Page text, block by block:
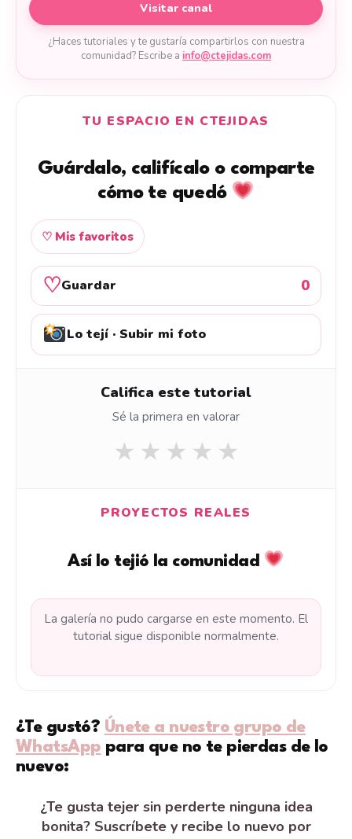
Visitar canal
¿Haces tutoriales y te gustaría compartirlos con nuestra
comunidad? Escribe a info@ctejidas.com
TU ESPACIO EN CTEJIDAS
Guárdalo, califícalo o comparte
cómo te quedó
♡ Mis favoritos
♡Guardar 0
Lo tejí · Subir mi foto
Califica este tutorial
Sé la primera en valorar
★ ★ ★ ★ ★
PROYECTOS REALES
Así lo tejió la comunidad
La galería no pudo cargarse en este momento. El
tutorial sigue disponible normalmente.
¿Te gustó? Únete a nuestro grupo de
WhatsApp para que no te pierdas de lo
nuevo:
¿Te gusta tejer sin perderte ninguna idea
bonita? Suscríbete y recibe lo nuevo por